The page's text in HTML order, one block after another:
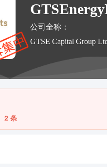
公司全称：
GTSE Capital Group
2 条